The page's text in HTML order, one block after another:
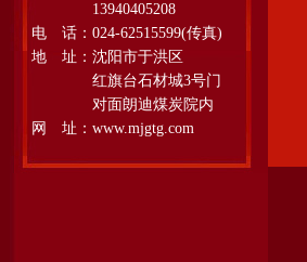
13940405208
电 话：024-62515599(传真)
地 址：沈阳市于洪区
红旗台石材城3号门
对面朗迪煤炭院内
网 址：www.mjgtg.com